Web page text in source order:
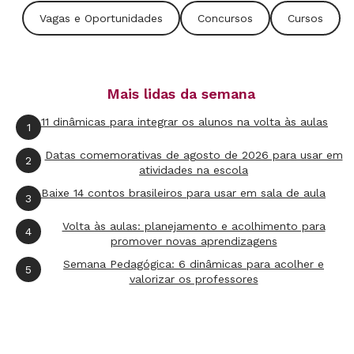
2198 0663 ou pelosite do centro de estudos.
vagas e oportunidades!
Vagas e Oportunidades Concursos Cursos
Mais lidas da semana
1 11 dinâmicas para integrar os alunos na volta às aulas
2
Datas comemorativas de agosto de 2026 para usar em
atividades na escola
3 Baixe 14 contos brasileiros para usar em sala de aula
4
Volta às aulas: planejamento e acolhimento para
promover novas aprendizagens
5
Semana Pedagógica: 6 dinâmicas para acolher e
valorizar os professores